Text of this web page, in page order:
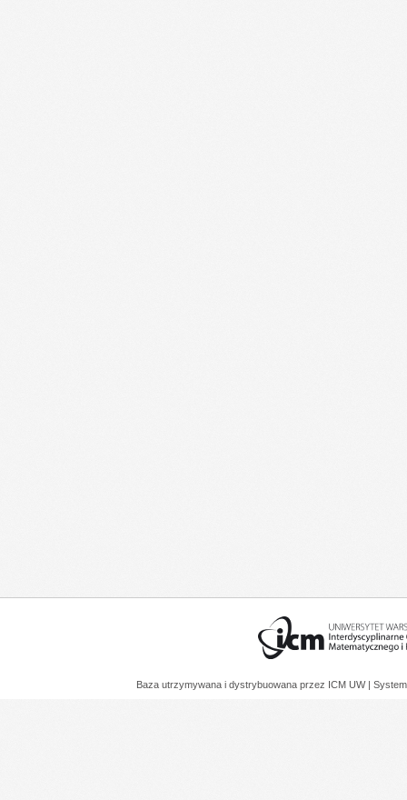
Baza utrzymywana i dystrybuowana przez ICM UW |